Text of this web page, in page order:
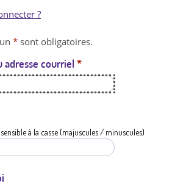
t
a
t
i
?
* sont obligatoires.
adresse courriel *
à la casse (majuscules / minuscules)